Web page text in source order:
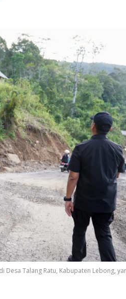
Desa Talang Ratu, Kabupaten Lebong,